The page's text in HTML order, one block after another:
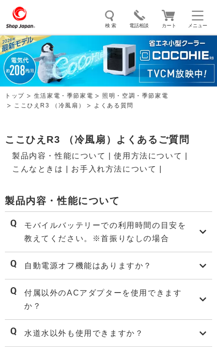
メニュー
検 索 電話相談 カート
トゥルースリーパー ソイリッチ ここひえ 枕
掃除機 クッキングプロ マイキュット
エアコン オーラルスマイル
トップ 生活家電・季節家電
照明・空調・季節家電
ここひえR3 （冷風扇）
よくある質問
ここひえR3 （冷風扇）よくあるご質問
製品内容・性能について 使用方法について
こんなときは
お手入れ方法について
製品内容・性能について
モバイルバッテリーでの利用時間の目安を
教えてください。※首振りなしの場合
自動電源オフ機能はありますか？
付属以外のACアダプターを使用できます
か？
水道水以外も使用できますか？